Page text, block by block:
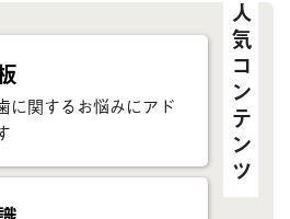
人気コンテンツ
に関するお悩みにアド